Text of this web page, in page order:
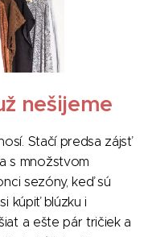
nešijeme
Stačí predsa zájsť
s množstvom
sezóny, keď sú
kúpiť blúzku i
a ešte pár tričiek a